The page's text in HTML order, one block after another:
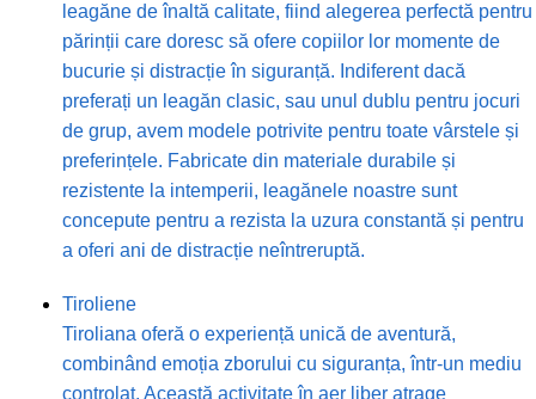
leagăne de înaltă calitate, fiind alegerea perfectă pentru
părinții care doresc să ofere copiilor lor momente de
bucurie și distracție în siguranță. Indiferent dacă
preferați un leagăn clasic, sau unul dublu pentru jocuri
de grup, avem modele potrivite pentru toate vârstele și
preferințele. Fabricate din materiale durabile și
rezistente la intemperii, leagănele noastre sunt
concepute pentru a rezista la uzura constantă și pentru
a oferi ani de distracție neîntreruptă.
Tiroliene
Tiroliana oferă o experiență unică de aventură,
combinând emoția zborului cu siguranța, într-un mediu
controlat. Această activitate în aer liber atrage